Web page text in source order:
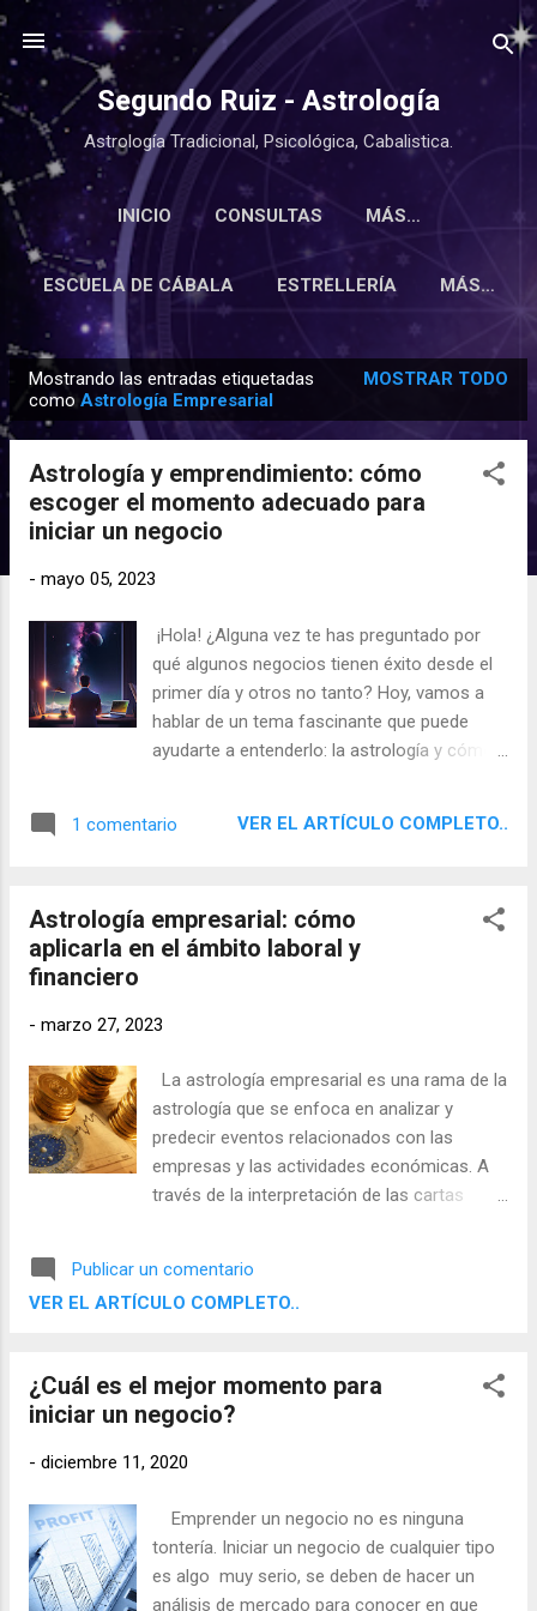
Ir al contenido principal
Segundo Ruiz - Astrología
Astrología Tradicional, Psicológica, Cabalistica.
INICIO CONSULTAS MÁS…
ESCUELA DE CÁBALA ESTRELLERÍA MÁS…
n
Mostrando las entradas etiquetadas
comoAstrología Empresarial
MOSTRAR TODO
Astrología y emprendimiento: cómo
escoger el momento adecuado para
iniciar un negocio
- mayo 05, 2023
¡Hola! ¿Alguna vez te has preguntado por
qué algunos negocios tienen éxito desde el
primer día y otros no tanto? Hoy, vamos a
hablar de un tema fascinante que puede
ayudarte a entenderlo: la astrología y cómo
1 comentario VER EL ARTÍCULO COMPLETO..
Astrología empresarial: cómo
aplicarla en el ámbito laboral y
financiero
- marzo 27, 2023
La astrología empresarial es una rama de la
astrología que se enfoca en analizar y
predecir eventos relacionados con las
empresas y las actividades económicas. A
través de la interpretación de las cartas
ayudar a los empresarios y gerentes a tomar
decisiones más informadas y a aprovechar
Publicar un comentario
VER EL ARTÍCULO COMPLETO..
¿Cuál es el mejor momento para
iniciar un negocio?
- diciembre 11, 2020
Emprender un negocio no es ninguna
tontería. Iniciar un negocio de cualquier tipo
es algo muy serio, se deben de hacer un
análisis de mercado para conocer en que